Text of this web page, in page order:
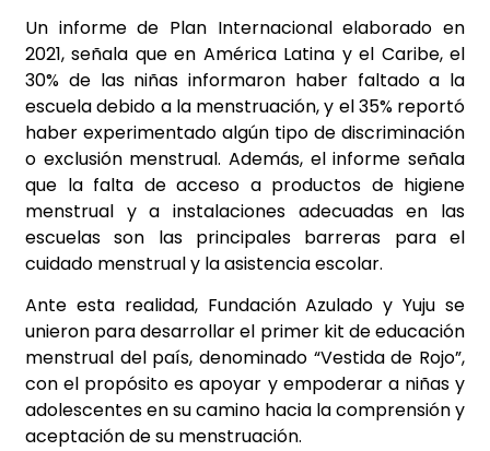
Un informe de Plan Internacional elaborado en
2021, señala que en América Latina y el Caribe, el
30% de las niñas informaron haber faltado a la
escuela debido a la menstruación, y el 35% reportó
haber experimentado algún tipo de discriminación
o exclusión menstrual. Además, el informe señala
que la falta de acceso a productos de higiene
menstrual y a instalaciones adecuadas en las
escuelas son las principales barreras para el
cuidado menstrual y la asistencia escolar.
Ante esta realidad, Fundación Azulado y Yuju se
unieron para desarrollar el primer kit de educación
menstrual del país, denominado “Vestida de Rojo”,
con el propósito es apoyar y empoderar a niñas y
adolescentes en su camino hacia la comprensión y
aceptación de su menstruación.